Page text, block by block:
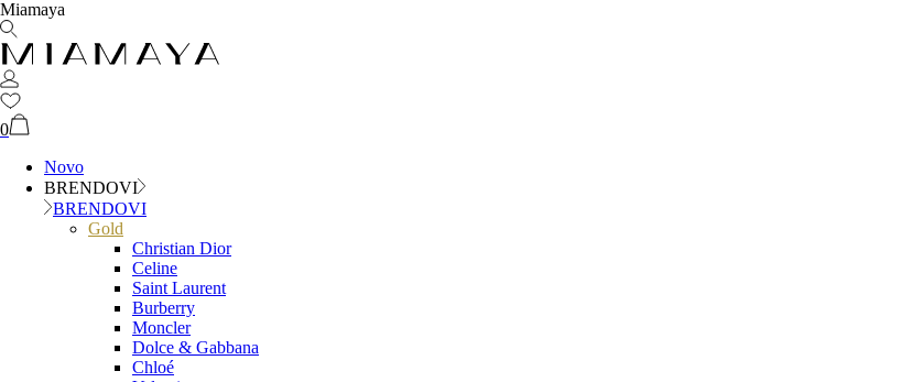
Miamaya
0
Novo
BRENDOVI
BRENDOVI
Gold
Christian Dior
Celine
Saint Laurent
Burberry
Moncler
Dolce & Gabbana
Chloé